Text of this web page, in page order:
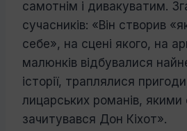
самотнім і дивакуватим.
сучасників: «Він створив
себе», на сцені якого, на
малюнків відбувалися
історії, траплялися
лицарських романів, якими
зачитувався Дон Кіхот».